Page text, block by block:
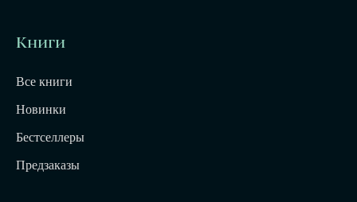
Книги
Все книги
Новинки
Бестселлеры
Предзаказы